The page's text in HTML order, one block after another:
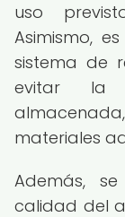
uso
Asimismo,
sistema de
evitar la
materiales
Además,
calidad del